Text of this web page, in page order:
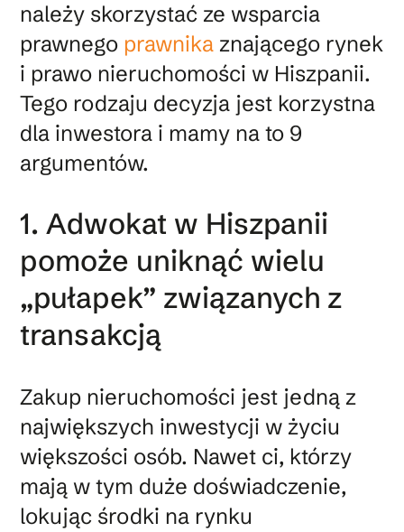
należy skorzystać ze wsparcia
prawnego prawnika znającego rynek
i prawo nieruchomości w Hiszpanii.
Tego rodzaju decyzja jest korzystna
dla inwestora i mamy na to 9
argumentów.
1. Adwokat w Hiszpanii
pomoże uniknąć wielu
„pułapek” związanych z
transakcją
Zakup nieruchomości jest jedną z
największych inwestycji w życiu
większości osób. Nawet ci, którzy
mają w tym duże doświadczenie,
lokując środki na rynku